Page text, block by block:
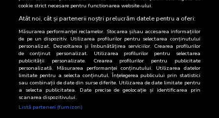
8 Iulie 2026
cookie strict necesare pentru functionarea website-ului.
Atât noi, cât și partenerii noștri prelucrăm datele pentru a oferi:
Măsurarea performanței reclamelor. Stocarea și/sau accesarea informațiilor
de pe un dispozitiv. Utilizarea profilurilor pentru selectarea conținutului
personalizat. Dezvoltarea și îmbunătățirea serviciilor. Crearea profilurilor
de conținut personalizat. Utilizarea profilurilor pentru selectarea
publicității personalizate. Crearea profilurilor pentru publicitate
personalizată. Măsurarea performanței conținutului. Utilizarea datelor
limitate pentru a selecta conținutul. Înțelegerea publicului prin statistici
sau combinații de date din surse diferite. Utilizarea de date limitate pentru
a selecta publicitatea. Date precise de geolocație și identificarea prin
scanarea dispozitivului.
Listă parteneri (furnizori)